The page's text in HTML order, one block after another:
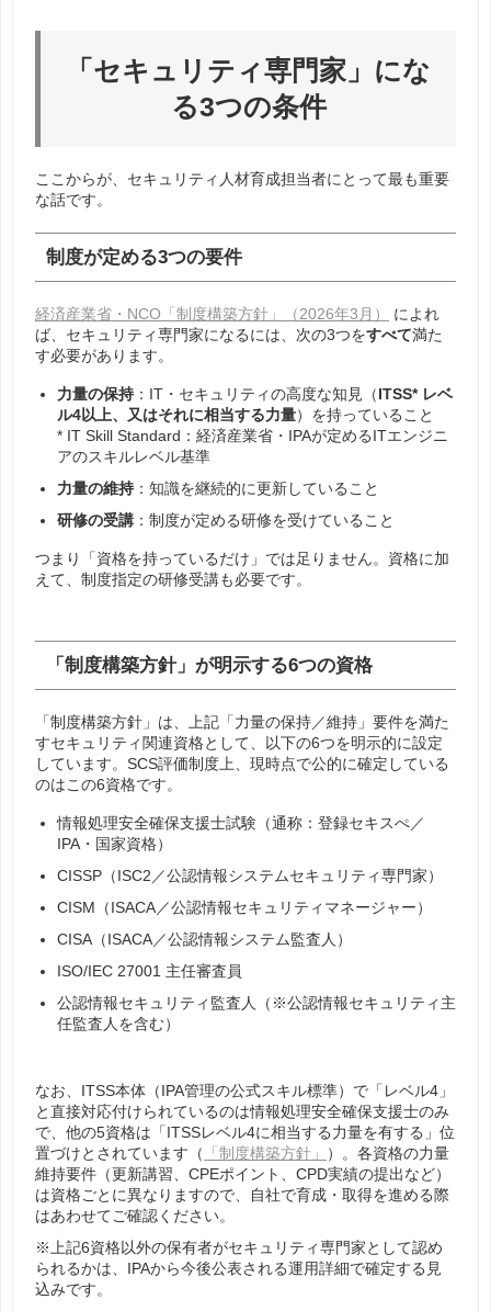
「セキュリティ専門家」にな
る3つの条件
ここからが、セキュリティ人材育成担当者にとって最も重要
な話です。
制度が定める3つの要件
経済産業省・NCO「制度構築方針」（2026年3月）
によれ
ば、セキュリティ専門家になるには、次の3つをすべて満た
す必要があります。
力量の保持：IT・セキュリティの高度な知見（ITSS* レベ
ル4以上、又はそれに相当する力量）を持っていること
* IT Skill Standard：経済産業省・IPAが定めるITエンジニ
アのスキルレベル基準
力量の維持：知識を継続的に更新していること
研修の受講 ：制度が定める研修を受けていること
つまり「資格を持っているだけ」では足りません。資格に加
えて、制度指定の研修受講も必要です。
「制度構築方針」が明示する6つの資格
「制度構築方針」は、上記「力量の保持／維持」要件を満た
すセキュリティ関連資格として、以下の6つを明示的に設定
しています。SCS評価制度上、現時点で公的に確定している
のはこの6資格です。
情報処理安全確保支援士試験（通称：登録セキスぺ／
IPA・国家資格）
CISSP（ISC2／公認情報システムセキュリティ専門家）
CISM（ISACA／公認情報セキュリティマネージャー）
CISA（ISACA／公認情報システム監査人）
ISO/IEC 27001 主任審査員
公認情報セキュリティ監査人（※公認情報セキュリティ主
任監査人を含む）
なお、ITSS本体（IPA管理の公式スキル標準）で「レベル4」
と直接対応付けられているのは情報処理安全確保支援士のみ
で、他の5資格は「ITSSレベル4に相当する力量を有する」位
置づけとされています（
「制度構築方針」
）。各資格の力量
維持要件（更新講習、CPEポイント、CPD実績の提出など）
は資格ごとに異なりますので、自社で育成・取得を進める際
はあわせてご確認ください。
※上記6資格以外の保有者がセキュリティ専門家として認め
られるかは、IPAから今後公表される運用詳細で確定する見
込みです。